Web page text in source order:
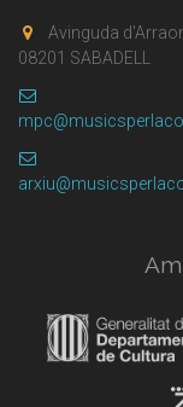
Avinguda
08201 SABADELL